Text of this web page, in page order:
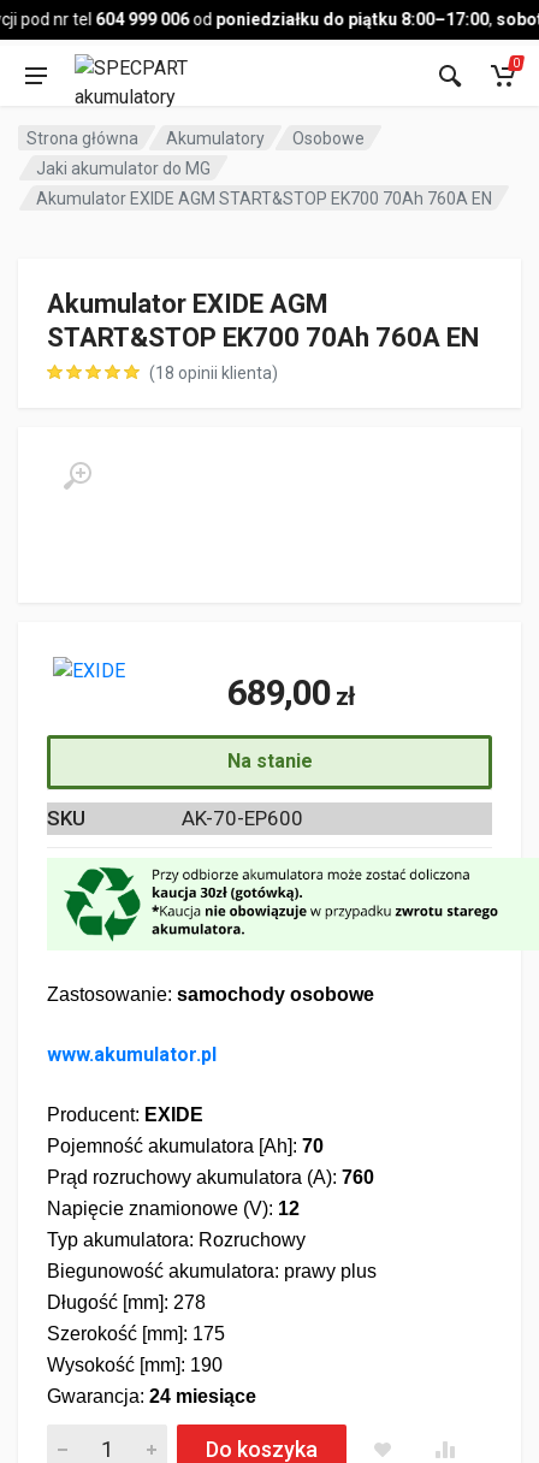
pod nr tel604 999 006odponiedziałku do piątku 8:00–17:00,sobota
Pojazd
0
Strona główna Akumulatory
Osobowe
Jaki akumulator do MG
Akumulator EXIDE AGM START&STOP EK700 70Ah 760A EN
Akumulator EXIDE AGM
START&STOP EK700 70Ah 760A EN
(18 opinii klienta)
689,00 zł
Na stanie
SKU AK-70-EP600
Zastosowanie: samochody osobowe
www.akumulator.pl
Producent: EXIDE
Pojemność akumulatora [Ah]: 70
Prąd rozruchowy akumulatora (A): 760
Napięcie znamionowe (V): 12
Typ akumulatora: Rozruchowy
Biegunowość akumulatora: prawy plus
Długość [mm]: 278
Szerokość [mm]: 175
Wysokość [mm]: 190
Gwarancja: 24 miesiące
Akumulator EXIDE AGM START&STOP EK700 70Ah 760A EN
Do koszyka